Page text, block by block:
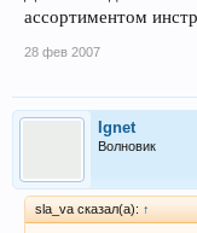
ассортиментом
28 фев 2007
Ignet
Волновик
sla_va сказал(а): ↑